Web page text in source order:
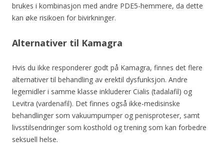
brukes i kombinasjon med andre PDE5-hemmere, da dette
kan øke risikoen for bivirkninger.
Alternativer til Kamagra
Hvis du ikke responderer godt på Kamagra, finnes det flere
alternativer til behandling av erektil dysfunksjon. Andre
legemidler i samme klasse inkluderer Cialis (tadalafil) og
Levitra (vardenafil). Det finnes også ikke-medisinske
behandlinger som vakuumpumper og penisproteser, samt
livsstilsendringer som kosthold og trening som kan forbedre
seksuell helse.